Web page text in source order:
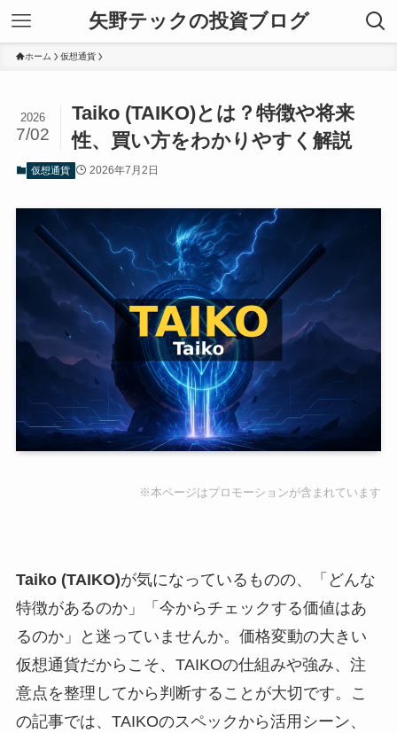
矢野テックの投資ブログ
ホーム 仮想通貨
Taiko (TAIKO)とは？特徴や将来
性、買い方をわかりやすく解説
2026
7/02
仮想通貨 2026年7月2日
※本ページはプロモーションが含まれています
Taiko (TAIKO)が気になっているものの、「どんな
特徴があるのか」「今からチェックする価値はあ
るのか」と迷っていませんか。価格変動の大きい
仮想通貨だからこそ、TAIKOの仕組みや強み、注
意点を整理してから判断することが大切です。こ
の記事では、TAIKOのスペックから活用シーン、